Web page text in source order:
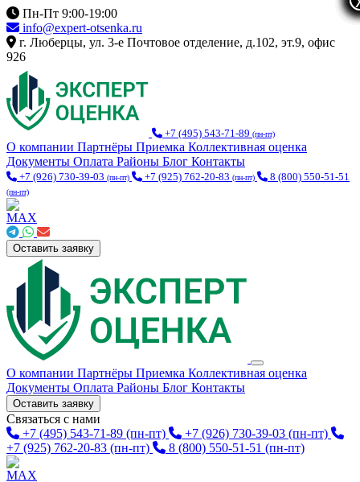
Пн-Пт 9:00-19:00
info@expert-otsenka.ru
г. Люберцы, ул. 3-е Почтовое отделение, д.102, эт.9, офис
926
+7 (495) 543-71-89 (пн-пт)
О компании Партнёры Приемка Коллективная оценка
Документы Оплата Районы Блог Контакты
+7 (926) 730-39-03 (пн-пт) +7 (925) 762-20-83 (пн-пт) 8 (800) 550-51-51
(пн-пт)
Оставить заявку
О компании Партнёры Приемка Коллективная оценка
Документы Оплата Районы Блог Контакты
Оставить заявку
Связаться с нами
+7 (495) 543-71-89 (пн-пт) +7 (926) 730-39-03 (пн-пт)
+7 (925) 762-20-83 (пн-пт) 8 (800) 550-51-51 (пн-пт)